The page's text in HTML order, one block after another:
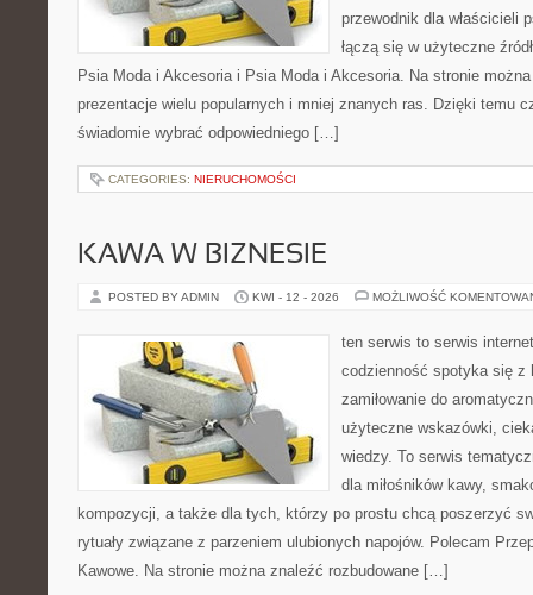
przewodnik dla właścicieli
łączą się w użyteczne
Psia Moda i Akcesoria i Psia Moda i Akcesoria. Na stronie
prezentacje wielu popularnych i mniej znanych ras. Dzięki temu
świadomie wybrać odpowiedniego […]
CATEGORIES: NIERUCHOMOŚCI
KAWA W BIZNESIE
POSTED BY ADMIN KWI - 12 - 2026 MOŻLIWOŚĆ
ten serwis to serwis
codzienność spotyka się z
zamiłowanie do
użyteczne wskazówki,
wiedzy. To serwis
dla miłośników kawy,
kompozycji, a także dla tych, którzy po prostu chcą poszerzyć
rytuały związane z parzeniem ulubionych napojów. Polecam
Kawowe. Na stronie można znaleźć rozbudowane […]